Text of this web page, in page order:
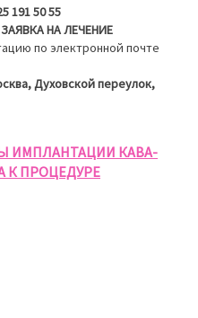
191 50 55
ЗАЯВКА НА ЛЕЧЕНИЕ
по электронной почте
Духовской переулок,
ИМПЛАНТАЦИИ КАВА-
К ПРОЦЕДУРЕ